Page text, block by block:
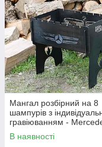
Мангал розбірний на 8
шампурів з
гравіюванням -
Розмір – 500х300х440
В наявності